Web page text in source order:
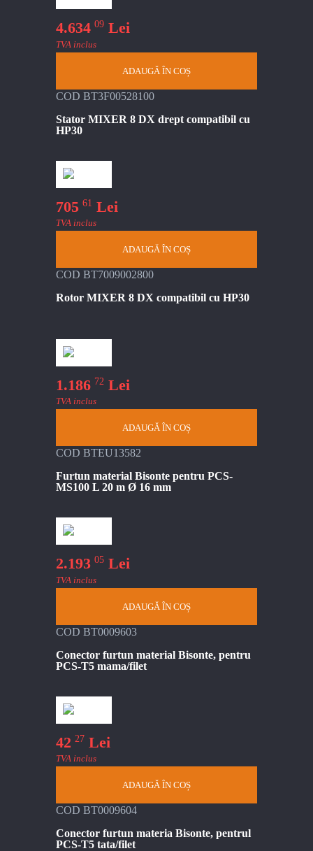
4.634 09 Lei
TVA inclus
ADAUGĂ ÎN COȘ
COD BT3F00528100
Stator MIXER 8 DX drept compatibil cu
HP30
705 61 Lei
TVA inclus
ADAUGĂ ÎN COȘ
COD BT7009002800
Rotor MIXER 8 DX compatibil cu HP30
1.186 72 Lei
TVA inclus
ADAUGĂ ÎN COȘ
COD BTEU13582
Furtun material Bisonte pentru PCS-
MS100 L 20 m Ø 16 mm
2.193 05 Lei
TVA inclus
ADAUGĂ ÎN COȘ
COD BT0009603
Conector furtun material Bisonte, pentru
PCS-T5 mama/filet
42 27 Lei
TVA inclus
ADAUGĂ ÎN COȘ
COD BT0009604
Conector furtun materia Bisonte, pentrul
PCS-T5 tata/filet